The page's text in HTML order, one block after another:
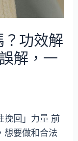
功效解
解，一
挽回」力量 前
想要做和合法